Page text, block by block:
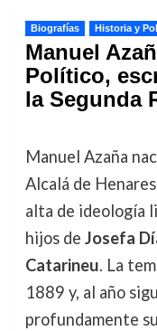
Biografías Historia y
Manuel
Político,
la Segunda
Manuel Azaña
Alcalá de
alta de ideología
hijos de Josefa
Catarineu. La
1889 y, al año
profundamente